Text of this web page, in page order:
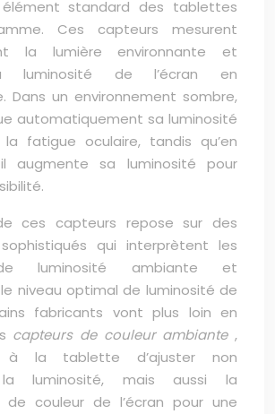
standard des tablettes
Ces capteurs mesurent
la lumière environnante et
luminosité de l’écran en
Dans un environnement sombre,
automatiquement sa luminosité
fatigue oculaire, tandis qu’en
augmente sa luminosité pour
ces capteurs repose sur des
qui interprètent les
luminosité ambiante et
niveau optimal de luminosité de
fabricants vont plus loin en
capteurs de couleur ambiante,
à la tablette d’ajuster non
la luminosité, mais aussi la
de couleur de l’écran pour une